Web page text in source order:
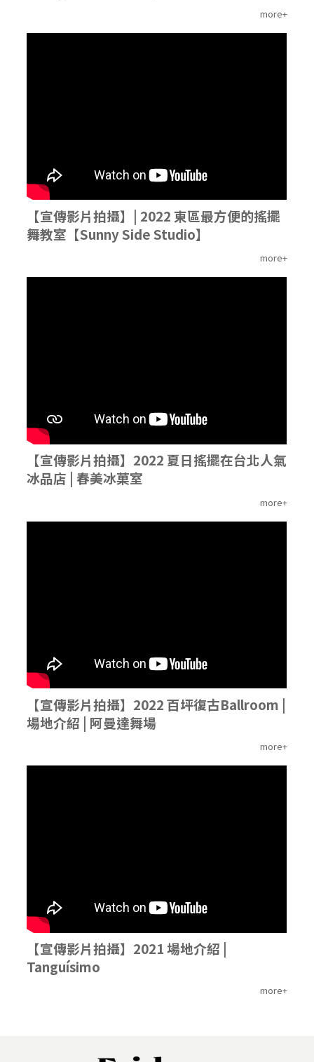
more+
【宣傳影片拍攝】| 2022 東區最方便的搖擺
舞教室【Sunny Side Studio】
more+
【宣傳影片拍攝】2022 夏日搖擺在台北人氣
冰品店 | 春美冰菓室
more+
【宣傳影片拍攝】2022 百坪復古Ballroom |
場地介紹 | 阿曼達舞場
more+
【宣傳影片拍攝】2021 場地介紹 |
Tanguísimo
more+